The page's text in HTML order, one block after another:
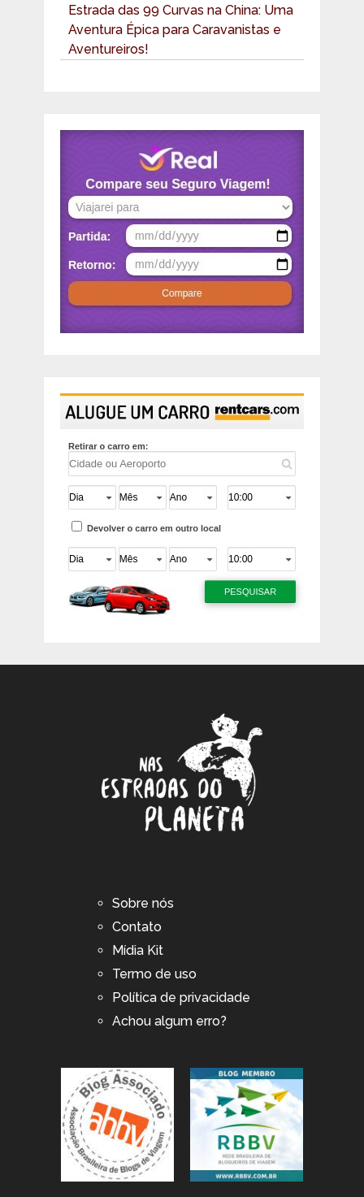
Estrada das 99 Curvas na China: Uma
Aventura Épica para Caravanistas e
Aventureiros!
Sobre nós
Contato
Mídia Kit
Termo de uso
Política de privacidade
Achou algum erro?